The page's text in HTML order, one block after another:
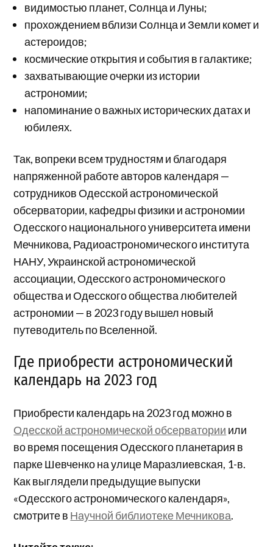
видимостью планет, Солнца и Луны;
прохождением вблизи Солнца и Земли комет и
астероидов;
космические открытия и события в галактике;
захватывающие очерки из истории
астрономии;
напоминание о важных исторических датах и
юбилеях.
Так, вопреки всем трудностям и благодаря
напряженной работе авторов календаря —
сотрудников Одесской астрономической
обсерватории, кафедры физики и астрономии
Одесского национального университета имени
Мечникова, Радиоастрономического института
НАНУ, Украинской астрономической
ассоциации, Одесского астрономического
общества и Одесского общества любителей
астрономии — в 2023 году вышел новый
путеводитель по Вселенной.
Где приобрести астрономический
календарь на 2023 год
Приобрести календарь на 2023 год можно в
Одесской астрономической обсерватории или
во время посещения Одесского планетария в
парке Шевченко на улице Маразлиевская, 1-в.
Как выглядели предыдущие выпуски
«Одесского астрономического календаря»,
смотрите в Научной библиотеке Мечникова.